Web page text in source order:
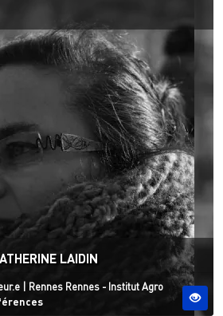
LAIDIN
Site ESO
Rennes Rennes - Institut Agro